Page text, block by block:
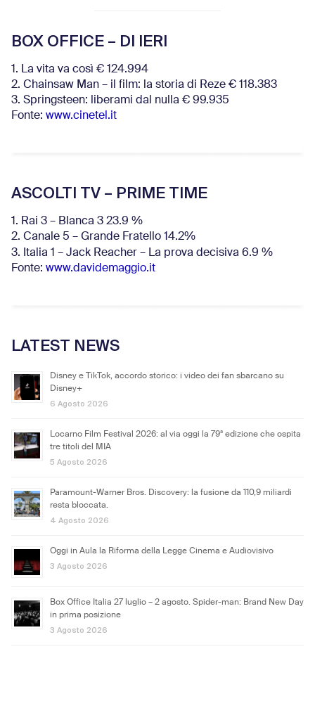
BOX OFFICE – DI IERI
1. La vita va così € 124.994
2. Chainsaw Man – il film: la storia di Reze € 118.383
3. Springsteen: liberami dal nulla € 99.935
Fonte: www.cinetel.it
ASCOLTI TV – PRIME TIME
1. Rai 3 – Blanca 3 23.9 %
2. Canale 5 – Grande Fratello 14.2%
3. Italia 1 – Jack Reacher – La prova decisiva 6.9 %
Fonte: www.davidemaggio.it
LATEST NEWS
Disney e TikTok, accordo storico: i video dei fan sbarcano su
Disney+
6 Agosto 2026
Locarno Film Festival 2026: al via oggi la 79ª edizione che ospita
tre titoli del MIA
5 Agosto 2026
Paramount-Warner Bros. Discovery: la fusione da 110,9 miliardi
resta bloccata.
4 Agosto 2026
Oggi in Aula la Riforma della Legge Cinema e Audiovisivo
3 Agosto 2026
Box Office Italia 27 luglio – 2 agosto. Spider-man: Brand New Day
in prima posizione
3 Agosto 2026